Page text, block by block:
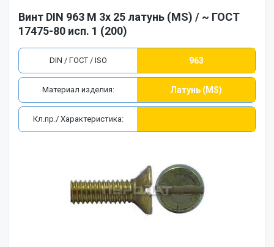
Винт DIN 963 M 3x 25 латунь (MS) / ~ ГОСТ
17475-80 исп. 1 (200)
DIN / ГОСТ / ISO 963
Материал изделия: Латунь (MS)
Кл.пр./ Характеристика: